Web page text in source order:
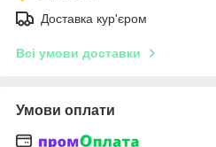
Доставка кур'єром
Всі умови доставки
Умови оплати